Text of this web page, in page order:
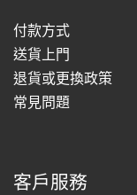
付款方式
送貨上門
退貨或更換政策
常見問題
客戶服務